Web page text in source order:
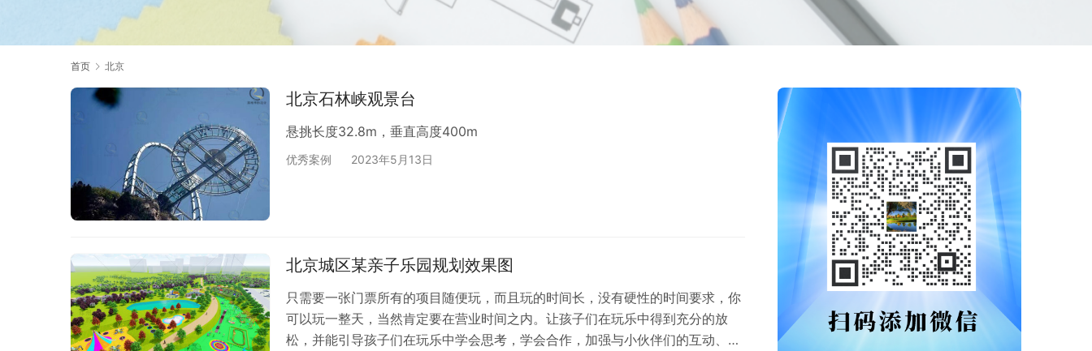
首页 北京
北京石林峡观景台
悬挑长度32.8m，垂直高度400m
优秀案例 2023年5月13日
北京城区某亲子乐园规划效果图
只需要一张门票所有的项目随便玩，而且玩的时间长，没有硬性的时间要求，你
可以玩一整天，当然肯定要在营业时间之内。让孩子们在玩乐中得到充分的放
松，并能引导孩子们在玩乐中学会思考，学会合作，加强与小伙伴们的互动、交